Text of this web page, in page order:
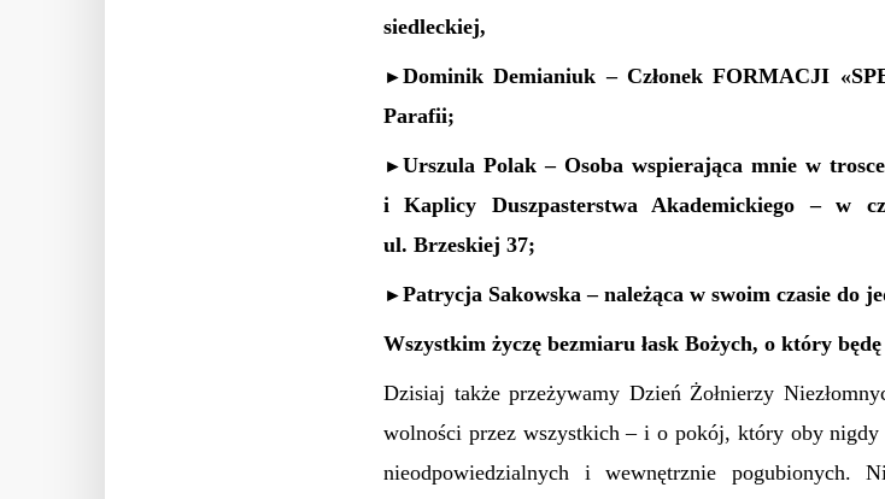
siedleckiej,
►Dominik Demianiuk – Członek FORMACJI
Parafii;
►Urszula Polak – Osoba wspierająca mnie w
i Kaplicy Duszpasterstwa Akademickiego – w
ul. Brzeskiej 37;
►Patrycja Sakowska – należąca w swoim czasie do
Wszystkim życzę bezmiaru łask Bożych, o który
Dzisiaj także przeżywamy Dzień Żołnierzy
wolności przez wszystkich – i o pokój, który oby nigdy
nieodpowiedzialnych i wewnętrznie pogubionych.